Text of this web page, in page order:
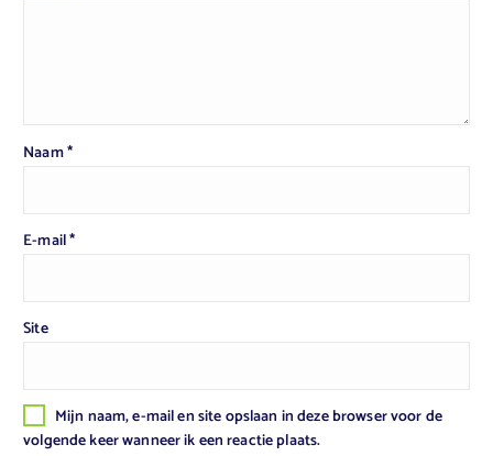
Naam*
E-mail*
Site
Mijn naam, e-mail en site opslaan in deze browser voor de
volgende keer wanneer ik een reactie plaats.